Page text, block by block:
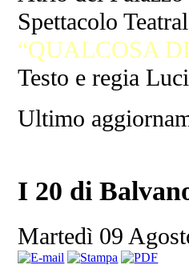
Spettacolo
“QUALCOSA
Testo e regia
Ultimo
I 20 di
Martedì 09